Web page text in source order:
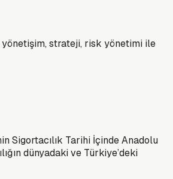
yönetişim, strateji, risk yönetimi ile
Sigortacılık Tarihi İçinde Anadolu
dünyadaki ve Türkiye’deki